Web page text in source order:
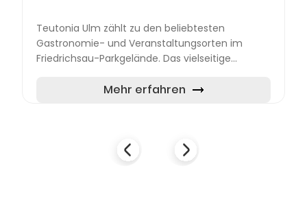
Teutonia Ulm zählt zu den beliebtesten
Gastronomie- und Veranstaltungsorten im
Friedrichsau-Parkgelände. Das vielseitige
flexible Veranstaltungsräume so...
Mehr erfahren